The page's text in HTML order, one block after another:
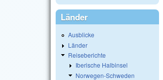
Länder
Ausblicke
Länder
Reiseberichte
Iberische Halbinsel
Norwegen-Schweden